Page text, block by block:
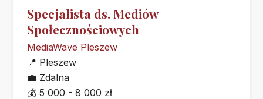
Specjalista ds. Mediów
Społecznościowych
MediaWave Pleszew
📍 Pleszew
💼 Zdalna
💰 5 000 - 8 000 zł